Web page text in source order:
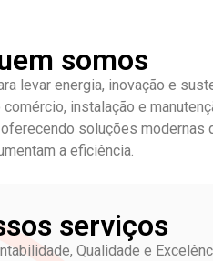
somos
levar energia, inovação e
instalação e
soluções modernas
a eficiência.
serviços
Qualidade e